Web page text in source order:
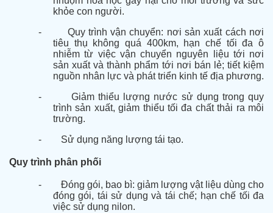
khỏe con người.
-
Quy trình vận chuyển: nơi sản xuất cách nơi
tiêu thụ không quá 400km, hạn chế tối đa ô
nhiễm từ việc vận chuyển nguyên liệu tới nơi
sản xuất và thành phẩm tới nơi bán lẻ; tiết kiệm
nguồn nhân lực và phát triển kinh tế địa phương.
-
Giảm thiểu lượng nước sử dụng trong quy
trình sản xuất, giảm thiểu tối đa chất thải ra môi
trường.
-
Sử dụng năng lượng tái tạo.
Quy trình phân phối
-
Đóng gói, bao bì: giảm lượng vật liệu dùng cho
đóng gói, tái sử dụng và tái chế; hạn chế tối đa
việc sử dụng nilon.